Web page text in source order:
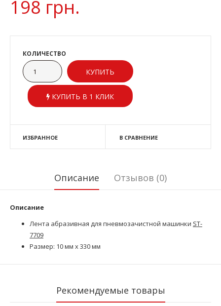
198 грн.
КОЛИЧЕСТВО
КУПИТЬ В 1 КЛИК
ИЗБРАННОЕ В СРАВНЕНИЕ
Описание Отзывов (0)
Описание
Лента абразивная для пневмозачистной машинки ST-
7709
Размер: 10 мм х 330 мм
Рекомендуемые товары